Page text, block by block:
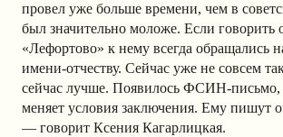
провел уже больше времени, чем в
был значительно моложе. Если говорить
«Лефортово» к нему всегда обращались
имени-отчеству. Сейчас уже не совсем
сейчас лучше. Появилось ФСИН-письмо,
меняет условия заключения. Ему пишут
— говорит Ксения Кагарлицкая.